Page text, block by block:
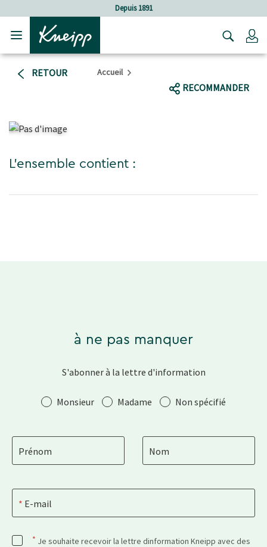
Sauter au contenu du pied de page
Depuis 1891
RETOUR Accueil
RECOMMANDER
L'ensemble contient :
à ne pas manquer
S'abonner à la lettre d'information
SalutationMonsieur Madame Non spécifié
Prénom Nom
E-mail
* Je souhaite recevoir la lettre dinformation Kneipp avec des